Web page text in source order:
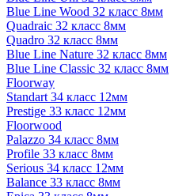
Blue Line Wood 32 класс 8мм
Quadraic 32 класс 8мм
Quadro 32 класс 8мм
Blue Line Nature 32 класс 8мм
Blue Line Classic 32 класс 8мм
Floorway
Standart 34 класс 12мм
Prestige 33 класс 12мм
Floorwood
Palazzo 34 класс 8мм
Profile 33 класс 8мм
Serious 34 класс 12мм
Balance 33 класс 8мм